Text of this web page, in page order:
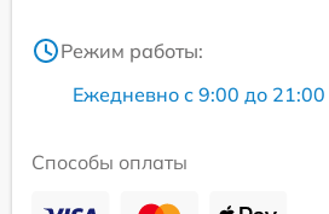
Режим работы:
Ежедневно с 9:00 до 21:00
Способы оплаты